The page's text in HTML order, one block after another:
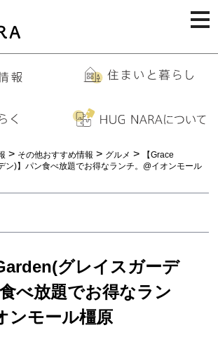
> その他おすすめ情報 > グルメ >
【Grace
ン)】パン食べ放題でお得なランチ。@イオンモール
グレイスガーデ
べ放題でお得なラン
ンモール橿原